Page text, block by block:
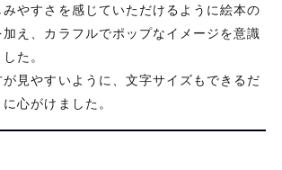
やすさを感じていただけるように絵本の
え、カラフルでポップなイメージを意識
た。
が見やすいように、文字サイズもできるだ
心がけました。